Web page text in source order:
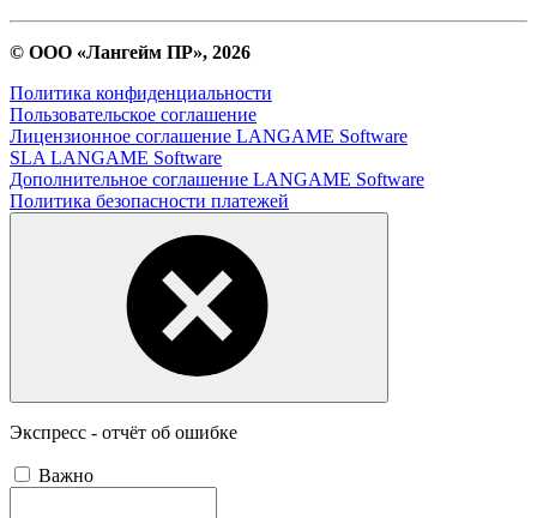
© ООО «Лангейм ПР», 2026
Политика конфиденциальности
Пользовательское соглашение
Лицензионное соглашение LANGAME Software
SLA LANGAME Software
Дополнительное соглашение LANGAME Software
Политика безопасности платежей
Экспресс - отчёт об ошибке
Важно